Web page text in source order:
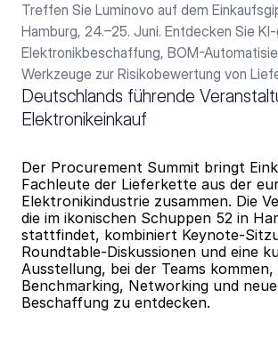
Treffen Sie Luminovo auf dem
Hamburg, 24.–25. Juni. Entdecken Sie
Elektronikbeschaffung, BOM-
Werkzeuge zur Risikobewertung von
Deutschlands führende
Elektronikeinkauf
Der Procurement Summit bringt
Fachleute der Lieferkette aus der
Elektronikindustrie zusammen. Die
die im ikonischen Schuppen 52 in
stattfindet, kombiniert Keynote-
Roundtable-Diskussionen und eine
Ausstellung, bei der Teams kommen,
Benchmarking, Networking und
Beschaffung zu entdecken.